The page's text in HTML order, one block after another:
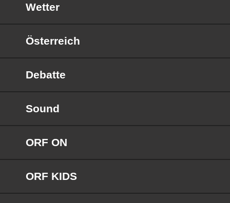
Wetter
Österreich
Debatte
Sound
ORF ON
ORF KIDS